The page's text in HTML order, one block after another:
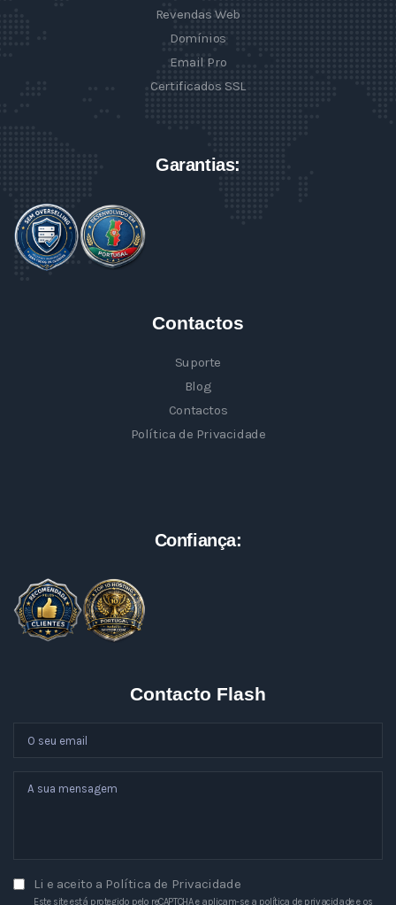
Revendas Web
Domínios
Email Pro
Certificados SSL
Garantias:
Contactos
Suporte
Blog
Contactos
Política de Privacidade
Confiança:
Contacto Flash
Li e aceito a Política de Privacidade
Este site está protegido pelo reCAPTCHA e aplicam-se a política de privacidadee os